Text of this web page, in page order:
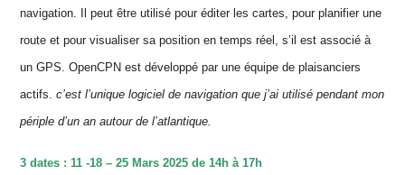
navigation. Il peut être utilisé pour éditer les cartes, pour planifier une
route et pour visualiser sa position en temps réel, s’il est associé à
un GPS. OpenCPN est développé par une équipe de plaisanciers
actifs.c’est l’unique logiciel de navigation que j’ai utilisé pendant mon
périple d’un an autour de l’atlantique.
3 dates : 11 -18 – 25 Mars 2025 de 14h à 17h